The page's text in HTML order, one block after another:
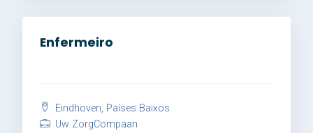
Enfermeiro
Eindhoven, Países Baixos
Uw ZorgCompaan